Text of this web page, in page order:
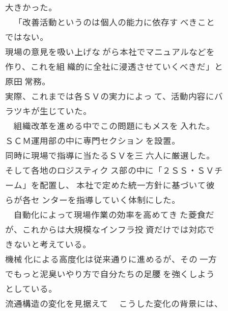
大きかった。
「改善活動というのは個人の能力に依存す べきこと
ではない。
現場の意見を吸い上げな がら本社でマニュアルなどを
作り、これを組 織的に全社に浸透させていくべきだ」と
原田 常務。
実際、これまでは各ＳＶの実力によっ て、活動内容にバ
ラツキが生じていた。
組織改革を進める中でこの問題にもメスを 入れた。
ＳＣＭ運用部の中に専門セクション を設置。
同時に現場で指導に当たるＳＶを三 六人に厳選した。
そして各地のロジスティク ス部の中に「２ＳＳ・ＳＶチ
ーム」を配置し、 本社で定めた統一方針に基づいて彼
らが各セ ンターを指導していく体制にした。
自動化によって現場作業の効率を高めてき た菱食だ
が、これからは大規模なインフラ投 資だけでは対応で
きないと考えている。
機械 化による高度化は従来通りに進めるが、その 一方
でもっと泥臭いやり方で自分たちの足腰 を強くしよう
としている。
流通構造の変化を見据えて こうした変化の背景には、